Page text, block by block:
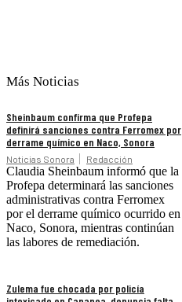
Más Noticias
Sheinbaum confirma que Profepa
definirá sanciones contra Ferromex por
derrame químico en Naco, Sonora
Noticias Sonora Redacción
Claudia Sheinbaum informó que la
Profepa determinará las sanciones
administrativas contra Ferromex
por el derrame químico ocurrido en
Naco, Sonora, mientras continúan
las labores de remediación.
Zulema fue chocada por policía